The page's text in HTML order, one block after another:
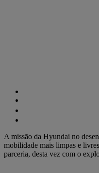
A missão da Hyundai no
mobilidade mais limpas e
parceria, desta vez com o